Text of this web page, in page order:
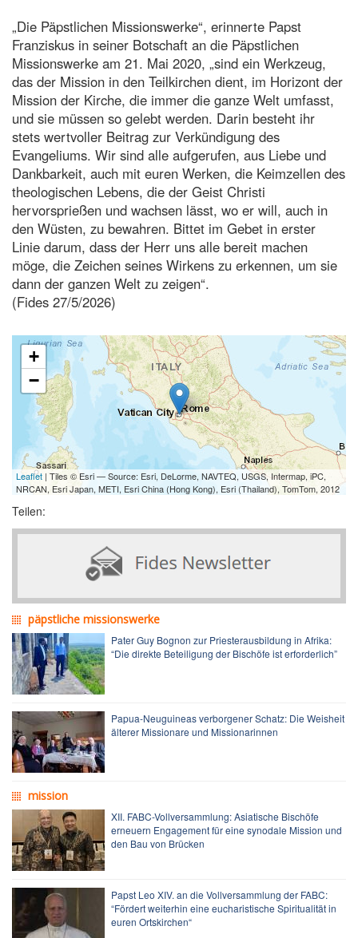
„Die Päpstlichen Missionswerke“, erinnerte Papst
Franziskus in seiner Botschaft an die Päpstlichen
Missionswerke am 21. Mai 2020, „sind ein Werkzeug,
das der Mission in den Teilkirchen dient, im Horizont der
Mission der Kirche, die immer die ganze Welt umfasst,
und sie müssen so gelebt werden. Darin besteht ihr
stets wertvoller Beitrag zur Verkündigung des
Evangeliums. Wir sind alle aufgerufen, aus Liebe und
Dankbarkeit, auch mit euren Werken, die Keimzellen des
theologischen Lebens, die der Geist Christi
hervorsprießen und wachsen lässt, wo er will, auch in
den Wüsten, zu bewahren. Bittet im Gebet in erster
Linie darum, dass der Herr uns alle bereit machen
möge, die Zeichen seines Wirkens zu erkennen, um sie
dann der ganzen Welt zu zeigen“.
(Fides 27/5/2026)
+
−
Leaflet | Tiles © Esri — Source: Esri, DeLorme, NAVTEQ, USGS, Intermap, iPC,
NRCAN, Esri Japan, METI, Esri China (Hong Kong), Esri (Thailand), TomTom, 2012
Teilen:
päpstliche missionswerke
Pater Guy Bognon zur Priesterausbildung in Afrika:
“Die direkte Beteiligung der Bischöfe ist erforderlich”
Papua-Neuguineas verborgener Schatz: Die Weisheit
älterer Missionare und Missionarinnen
mission
XII. FABC-Vollversammlung: Asiatische Bischöfe
erneuern Engagement für eine synodale Mission und
den Bau von Brücken
Papst Leo XIV. an die Vollversammlung der FABC:
“Fördert weiterhin eine eucharistische Spiritualität in
euren Ortskirchen“